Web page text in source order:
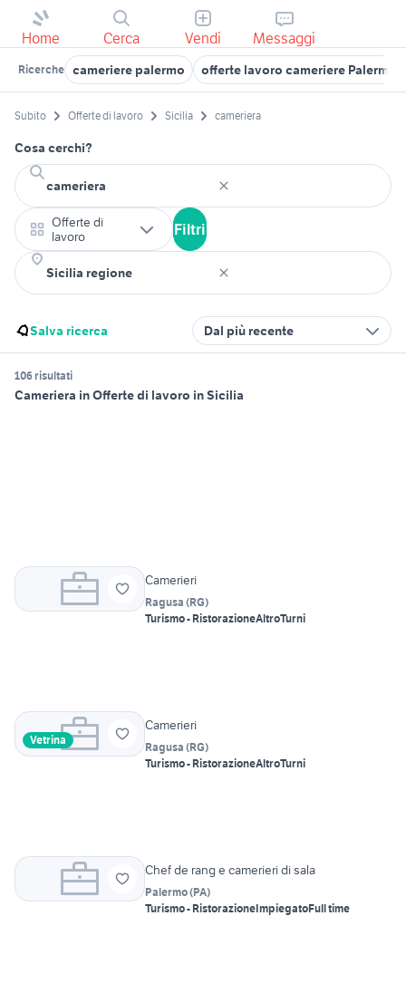
Home Cerca Vendi Messaggi
Ricerche cameriere palermo offerte lavoro cameriere Palermo
Subito Offerte di lavoro Sicilia cameriera
Cosa cerchi?
Offerte di
lavoro
Filtri
Salva ricerca Dal più recente
106 risultati
Cameriera in Offerte di lavoro in Sicilia
Camerieri
Ragusa (RG)
Turismo - RistorazioneAltroTurni
Vetrina
Camerieri
Ragusa (RG)
Turismo - RistorazioneAltroTurni
Chef de rang e camerieri di sala
Palermo(PA)
Turismo - RistorazioneImpiegatoFull time